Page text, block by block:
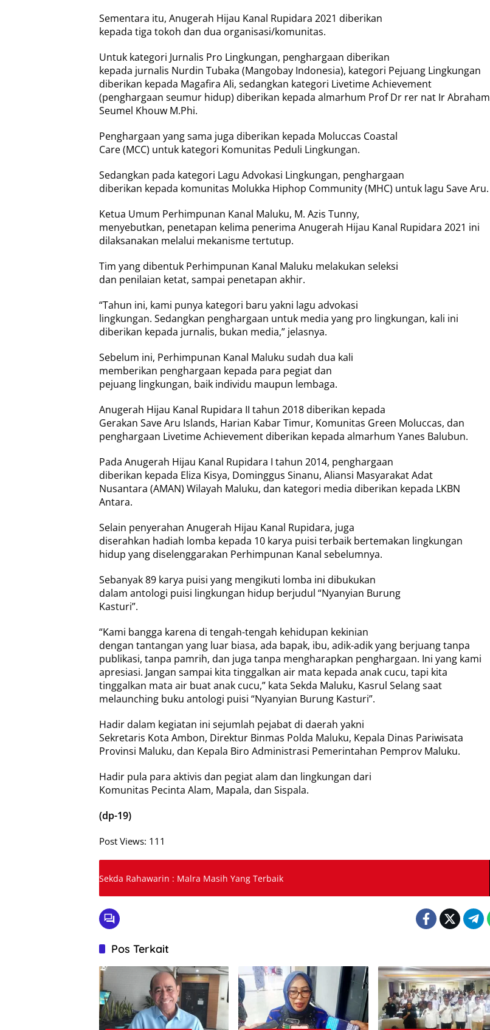
Sementara itu, Anugerah Hijau Kanal Rupidara 2021 diberikan
kepada tiga tokoh dan dua organisasi/komunitas.
Untuk kategori Jurnalis Pro Lingkungan, penghargaan diberikan
kepada jurnalis Nurdin Tubaka (Mangobay Indonesia), kategori Pejuang Lingkungan
diberikan kepada Magafira Ali, sedangkan kategori Livetime Achievement
(penghargaan seumur hidup) diberikan kepada almarhum Prof Dr rer nat Ir Abraham
Seumel Khouw M.Phi.
Penghargaan yang sama juga diberikan kepada Moluccas Coastal
Care (MCC) untuk kategori Komunitas Peduli Lingkungan.
Sedangkan pada kategori Lagu Advokasi Lingkungan, penghargaan
diberikan kepada komunitas Molukka Hiphop Community (MHC) untuk lagu Save Aru.
Ketua Umum Perhimpunan Kanal Maluku, M. Azis Tunny,
menyebutkan, penetapan kelima penerima Anugerah Hijau Kanal Rupidara 2021 ini
dilaksanakan melalui mekanisme tertutup.
Tim yang dibentuk Perhimpunan Kanal Maluku melakukan seleksi
dan penilaian ketat, sampai penetapan akhir.
“Tahun ini, kami punya kategori baru yakni lagu advokasi
lingkungan. Sedangkan penghargaan untuk media yang pro lingkungan, kali ini
diberikan kepada jurnalis, bukan media,” jelasnya.
Sebelum ini, Perhimpunan Kanal Maluku sudah dua kali
memberikan penghargaan kepada para pegiat dan
pejuang lingkungan, baik individu maupun lembaga.
Anugerah Hijau Kanal Rupidara II tahun 2018 diberikan kepada
Gerakan Save Aru Islands, Harian Kabar Timur, Komunitas Green Moluccas, dan
penghargaan Livetime Achievement diberikan kepada almarhum Yanes Balubun.
Pada Anugerah Hijau Kanal Rupidara I tahun 2014, penghargaan
diberikan kepada Eliza Kisya, Dominggus Sinanu, Aliansi Masyarakat Adat
Nusantara (AMAN) Wilayah Maluku, dan kategori media diberikan kepada LKBN
Antara.
Selain penyerahan Anugerah Hijau Kanal Rupidara, juga
diserahkan hadiah lomba kepada 10 karya puisi terbaik bertemakan lingkungan
hidup yang diselenggarakan Perhimpunan Kanal sebelumnya.
Sebanyak 89 karya puisi yang mengikuti lomba ini dibukukan
dalam antologi puisi lingkungan hidup berjudul “Nyanyian Burung
Kasturi”.
“Kami bangga karena di tengah-tengah kehidupan kekinian
dengan tantangan yang luar biasa, ada bapak, ibu, adik-adik yang berjuang tanpa
publikasi, tanpa pamrih, dan juga tanpa mengharapkan penghargaan. Ini yang kami
apresiasi. Jangan sampai kita tinggalkan air mata kepada anak cucu, tapi kita
tinggalkan mata air buat anak cucu,” kata Sekda Maluku, Kasrul Selang saat
melaunching buku antologi puisi “Nyanyian Burung Kasturi”.
Hadir dalam kegiatan ini sejumlah pejabat di daerah yakni
Sekretaris Kota Ambon, Direktur Binmas Polda Maluku, Kepala Dinas Pariwisata
Provinsi Maluku, dan Kepala Biro Administrasi Pemerintahan Pemprov Maluku.
Hadir pula para aktivis dan pegiat alam dan lingkungan dari
Komunitas Pecinta Alam, Mapala, dan Sispala.
(dp-19)
Post Views: 111
Sekda Rahawarin : Malra Masih Yang Terbaik
Pos Terkait